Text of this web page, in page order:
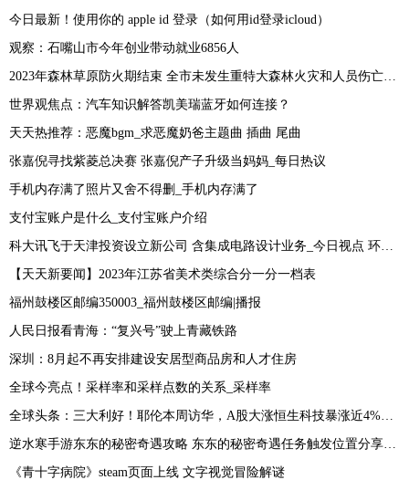
今日最新！使用你的 apple id 登录（如何用id登录icloud）
观察：石嘴山市今年创业带动就业6856人
世界观焦点：汽车知识解答凯美瑞蓝牙如何连接？
天天热推荐：恶魔bgm_求恶魔奶爸主题曲 插曲 尾曲
张嘉倪寻找紫菱总决赛 张嘉倪产子升级当妈妈_每日热议
手机内存满了照片又舍不得删_手机内存满了
支付宝账户是什么_支付宝账户介绍
【天天新要闻】2023年江苏省美术类综合分一分一档表
福州鼓楼区邮编350003_福州鼓楼区邮编|播报
人民日报看青海：“复兴号”驶上青藏铁路
深圳：8月起不再安排建设安居型商品房和人才住房
全球今亮点！采样率和采样点数的关系_采样率
《青十字病院》steam页面上线 文字视觉冒险解谜